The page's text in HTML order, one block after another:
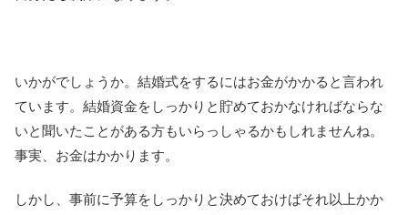
いかがでしょうか。結婚式をするにはお金がかかると言われ
ています。結婚資金をしっかりと貯めておかなければならな
いと聞いたことがある方もいらっしゃるかもしれませんね。
事実、お金はかかります。
しかし、事前に予算をしっかりと決めておけばそれ以上かか